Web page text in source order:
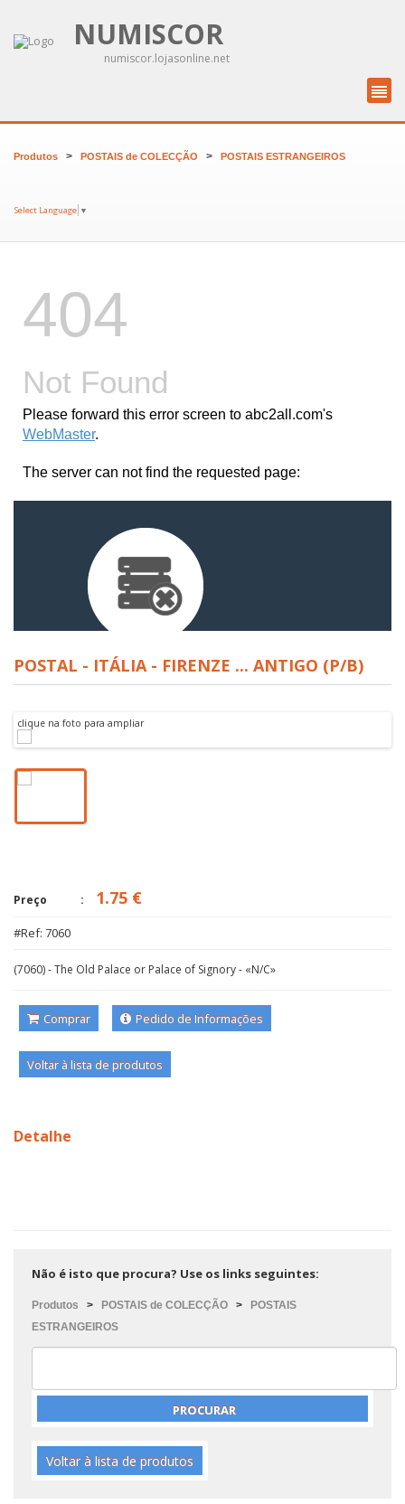
NUMISCOR
numiscor.lojasonline.net
Produtos > POSTAIS de COLECÇÃO > POSTAIS ESTRANGEIROS
Select Language ▼
POSTAL - ITÁLIA - FIRENZE ... ANTIGO (P/B)
clique na foto para ampliar
Preço 1.75 €
#Ref: 7060
(7060) - The Old Palace or Palace of Signory - «N/C»
Comprar Pedido de Informações
Voltar à lista de produtos
Detalhe
Não é isto que procura? Use os links seguintes:
Produtos > POSTAIS de COLECÇÃO >
POSTAIS
ESTRANGEIROS
Voltar à lista de produtos